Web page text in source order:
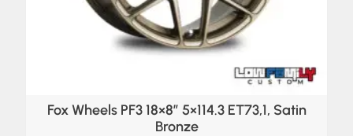
Fox Wheels PF3 18×8″ 5×114.3 ET73,1, Satin
Bronze